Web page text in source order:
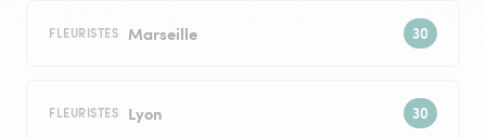
FLEURISTES Marseille
FLEURISTES Lyon